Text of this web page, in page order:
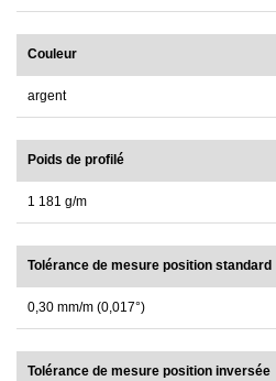
Couleur
argent
Poids de profilé
1 181 g/m
Tolérance de mesure position standard
0,30 mm/m (0,017°)
Tolérance de mesure position inversée